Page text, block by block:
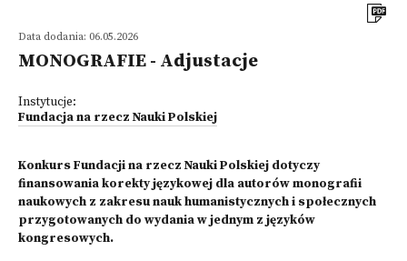
Data dodania: 06.05.2026
MONOGRAFIE - Adjustacje
Instytucje:
Fundacja na rzecz Nauki Polskiej
Konkurs Fundacji na rzecz Nauki Polskiej dotyczy
finansowania korekty językowej dla autorów monografii
naukowych z zakresu nauk humanistycznych i społecznych
przygotowanych do wydania w jednym z języków
kongresowych.